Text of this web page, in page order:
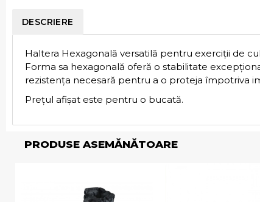
DESCRIERE
Haltera Hexagonală versatilă pentru exerciții de
Forma sa hexagonală oferă o stabilitate
rezistența necesară pentru a o proteja împotriva
Prețul afișat este pentru o bucată.
PRODUSE ASEMĂNĂTOARE